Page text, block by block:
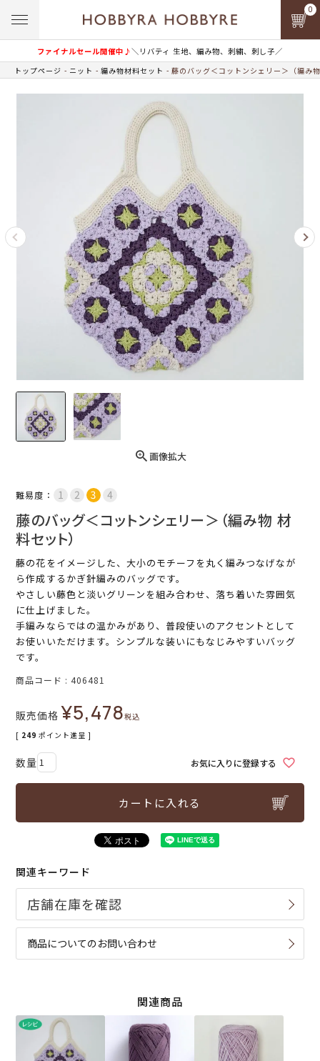
ファイナルセール開催中♪＼リバティ 生地、編み物、刺繍、刺し子／
0
トップページ ニット 編み物材料セット 藤のバッグ＜コットンシェリー＞（編み
画像拡大
難易度：
藤のバッグ＜コットンシェリー＞（編み物 材
料セット）
藤の花をイメージした、大小のモチーフを丸く編みつなげなが
ら作成するかぎ針編みのバッグです。
やさしい藤色と淡いグリーンを組み合わせ、落ち着いた雰囲気
に仕上げました。
手編みならではの温かみがあり、普段使いのアクセントとして
お使いいただけます。シンプルな装いにもなじみやすいバッグ
です。
商品コード 406481
販売価格 ¥5,478税込
[ 249 ポイント進呈 ]
お気に入りに登録する
カートに入れる
関連キーワード
商品についてのお問い合わせ
関連商品